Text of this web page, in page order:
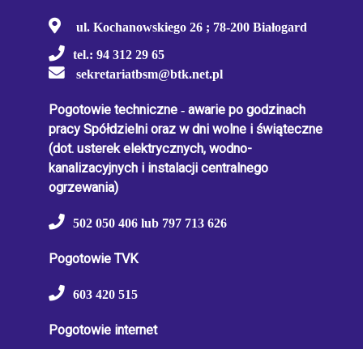
ul. Kochanowskiego 26 ; 78-200 Białogard
tel.: 94 312 29 65
sekretariatbsm@btk.net.pl
Pogotowie techniczne - awarie po godzinach
pracy Spółdzielni oraz w dni wolne i świąteczne
(dot. usterek elektrycznych, wodno-
kanalizacyjnych i instalacji centralnego
ogrzewania)
502 050 406 lub 797 713 626
Pogotowie TVK
603 420 515
Pogotowie internet